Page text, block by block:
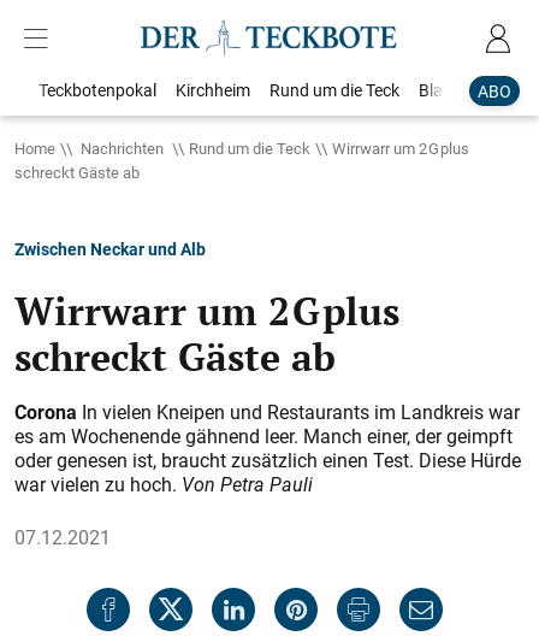
ABO
Teckbotenpokal Kirchheim Rund um die Teck Blaulicht
Home Nachrichten Rund um die Teck
Wirrwarr um 2 G plus
schreckt Gäste ab
Zwischen Neckar und Alb
Wirrwarr um 2 G plus
schreckt Gäste ab
Corona In vielen Kneipen und Restaurants im Landkreis war
es am Wochenende gähnend leer. Manch einer, der geimpft
oder genesen ist, braucht zusätzlich einen Test. Diese Hürde
war vielen zu hoch. Von Petra Pauli
07.12.2021